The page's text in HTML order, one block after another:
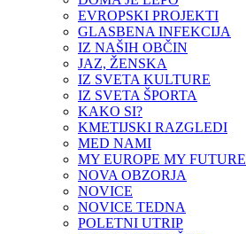
EVROPSKI PROJEKTI
GLASBENA INFEKCIJA
IZ NAŠIH OBČIN
JAZ, ŽENSKA
IZ SVETA KULTURE
IZ SVETA ŠPORTA
KAKO SI?
KMETIJSKI RAZGLEDI
MED NAMI
MY EUROPE MY FUTURE
NOVA OBZORJA
NOVICE
NOVICE TEDNA
POLETNI UTRIP